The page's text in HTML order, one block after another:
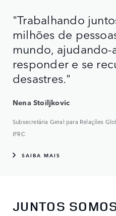
"Trabalhando
milhões de
mundo, ajudando-
responder e se
desastres."
Nena Stoiljkovic
Subsecretária Geral para Relações
IFRC
SAIBA MAIS
JUNTOS